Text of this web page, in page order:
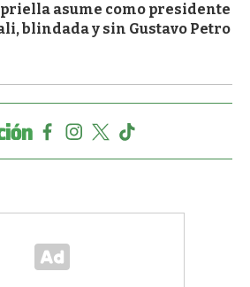
asume como presidente
blindada y sin Gustavo Petro